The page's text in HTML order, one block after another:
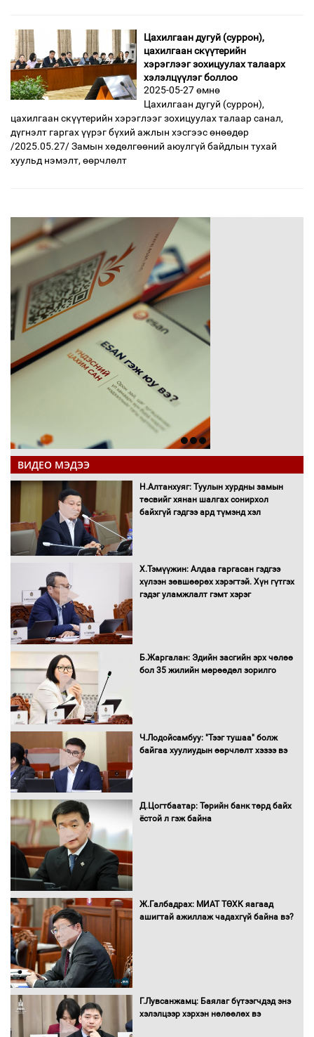
Цахилгаан дугуй (суррон),
цахилгаан скүүтерийн
хэрэглээг зохицуулах талаарх
хэлэлцүүлэг боллоо
2025-05-27 өмнө
Цахилгаан дугуй (суррон),
цахилгаан скүүтерийн хэрэглээг зохицуулах талаар санал,
дүгнэлт гаргах үүрэг бүхий ажлын хэсгээс өнөөдөр
/2025.05.27/ Замын хөдөлгөөний аюулгүй байдлын тухай
хуульд нэмэлт, өөрчлөлт
өмнөх 4 5
дараах
ВИДЕО МЭДЭЭ
Н.Алтанхуяг: Туулын хурдны замын
төсвийг хянан шалгах сонирхол
байхгүй гэдгээ ард түмэнд хэл
Х.Тэмүүжин: Алдаа гаргасан гэдгээ
хүлээн зөвшөөрөх хэрэгтэй. Хүн гүтгэх
гэдэг уламжлалт гэмт хэрэг
Б.Жаргалан: Эдийн засгийн эрх чөлөө
бол 35 жилийн мөрөөдөл зорилго
Ч.Лодойсамбуу: "Тээг тушаа" болж
байгаа хуулиудын өөрчлөлт хэзээ вэ
Д.Цогтбаатар: Төрийн банк төрд байх
ёстой л гэж байна
Ж.Галбадрах: МИАТ ТӨХК яагаад
ашигтай ажиллаж чадахгүй байна вэ?
Г.Лувсанжамц: Баялаг бүтээгчдэд энэ
хэлэлцээр хэрхэн нөлөөлөх вэ